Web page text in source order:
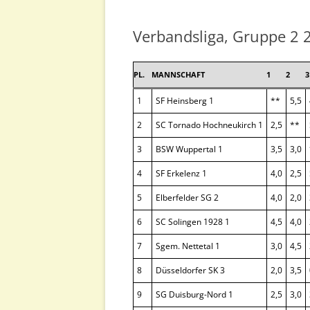
SCHNELLSCHACH-EM
SCHACH-960-EM
Verbandsliga, Gruppe 2
PL. MANNSCHAFT 1 2 3
1 SF Heinsberg 1 ** 5,5
2 SC Tornado Hochneukirch 1 2,5 **
3 BSW Wuppertal 1 3,5 3,0
4 SF Erkelenz 1 4,0 2,5
5 Elberfelder SG 2 4,0 2,0
6 SC Solingen 1928 1 4,5 4,0
7 Sgem. Nettetal 1 3,0 4,5
8 Düsseldorfer SK 3 2,0 3,5
9 SG Duisburg-Nord 1 2,5 3,0